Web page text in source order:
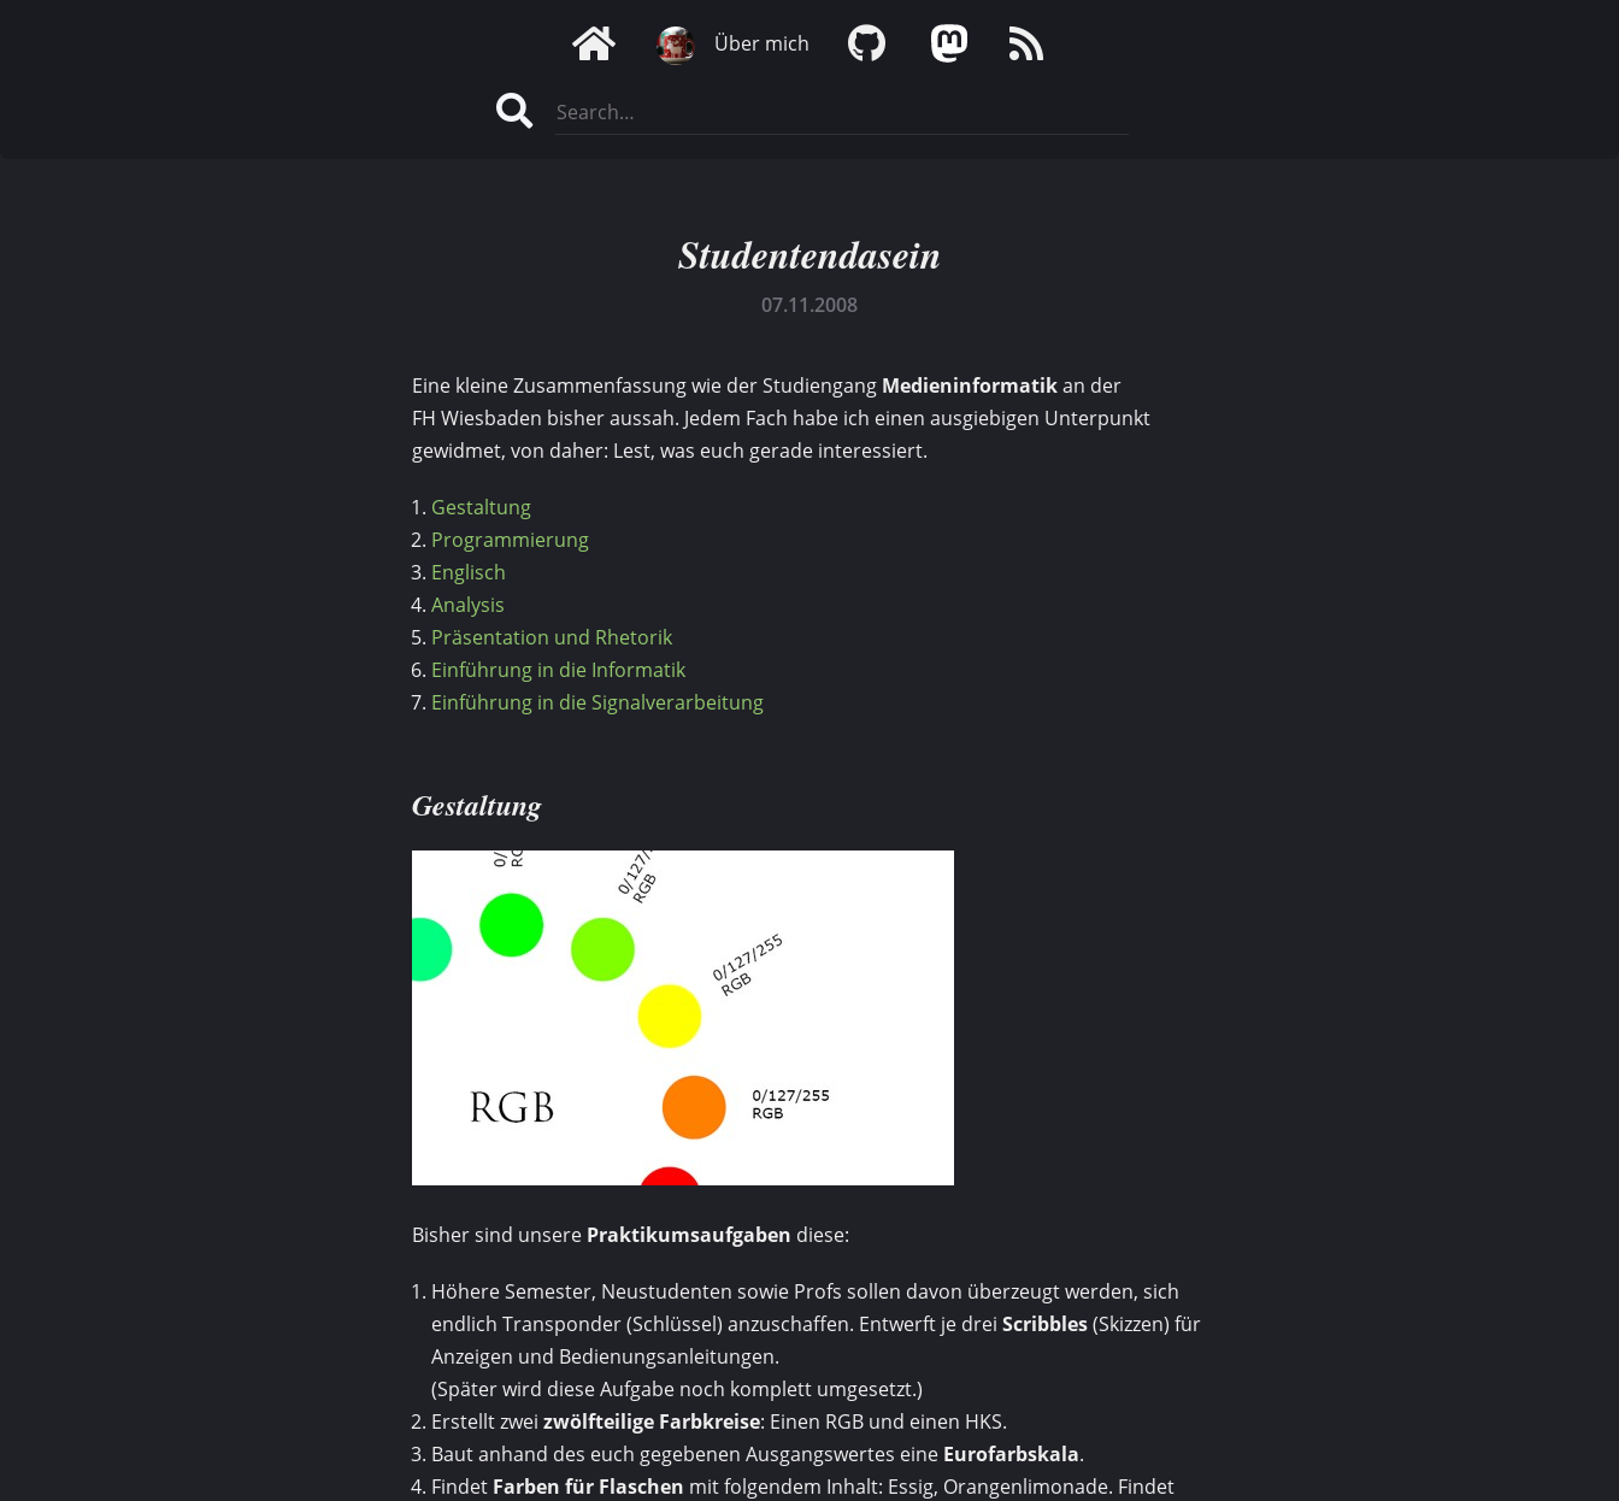
Über mich
Studentendasein
07.11.2008
Eine kleine Zusammenfassung wie der Studiengang Medieninformatikan der
FH Wiesbaden bisher aussah. Jedem Fach habe ich einen ausgiebigen Unterpunkt
gewidmet, von daher: Lest, was euch gerade interessiert.
Gestaltung
Programmierung
Englisch
Analysis
Präsentation und Rhetorik
Einführung in die Informatik
Einführung in die Signalverarbeitung
Gestaltung
Bisher sind unsere Praktikumsaufgaben diese:
Höhere Semester, Neustudenten sowie Profs sollen davon überzeugt werden, sich
endlich Transponder (Schlüssel) anzuschaffen. Entwerft je drei Scribbles(Skizzen) für
Anzeigen und Bedienungsanleitungen.
(Später wird diese Aufgabe noch komplett umgesetzt.)
Erstellt zwei zwölfteilige Farbkreise: Einen RGB und einen HKS.
Baut anhand des euch gegebenen Ausgangswertes eine Eurofarbskala.
Findet Farben für Flaschen mit folgendem Inhalt: Essig, Orangenlimonade. Findet